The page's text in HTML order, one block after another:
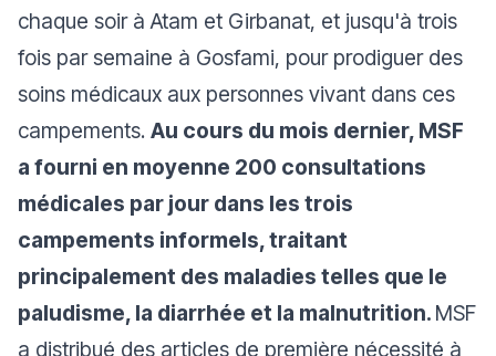
chaque soir à Atam et Girbanat, et jusqu'à trois
fois par semaine à Gosfami, pour prodiguer des
soins médicaux aux personnes vivant dans ces
campements. Au cours du mois dernier, MSF
a fourni en moyenne 200 consultations
médicales par jour dans les trois
campements informels, traitant
principalement des maladies telles que le
paludisme, la diarrhée et la malnutrition. MSF
a distribué des articles de première nécessité à